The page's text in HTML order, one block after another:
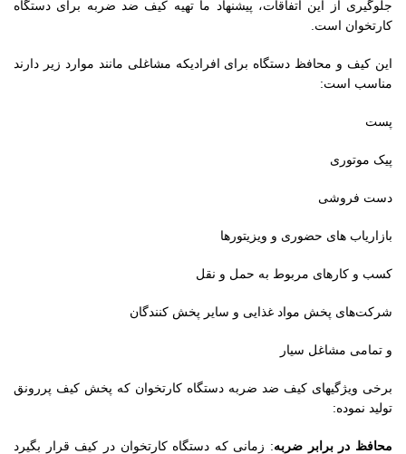
جلوگیری از این اتفاقات، پیشنهاد ما تهیه کیف ضد ضربه برای دستگاه
کارتخوان است.
این کیف و محافظ دستگاه برای افرادیکه مشاغلی مانند موارد زیر دارند
مناسب است:
پست
پیک موتوری
دست فروشی
بازاریاب های حضوری و ویزیتورها
کسب و کارهای مربوط به حمل و نقل
شرکت‌های پخش مواد غذایی و سایر پخش کنندگان
و تمامی مشاغل سیار
برخی ویژگیهای کیف ضد ضربه دستگاه کارتخوان که پخش کیف پررونق
تولید نموده:
محافظ در برابر ضربه: زمانی که دستگاه کارتخوان در کیف قرار بگیرد